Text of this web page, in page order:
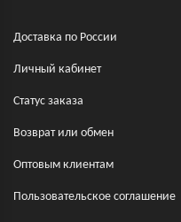
Доставка по России
Личный кабинет
Статус заказа
Возврат или обмен
Оптовым клиентам
Пользовательское соглашение